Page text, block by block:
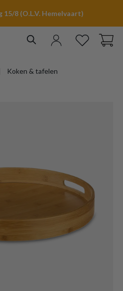
8 (O.L.V. Hemelvaart)
Koken & tafelen